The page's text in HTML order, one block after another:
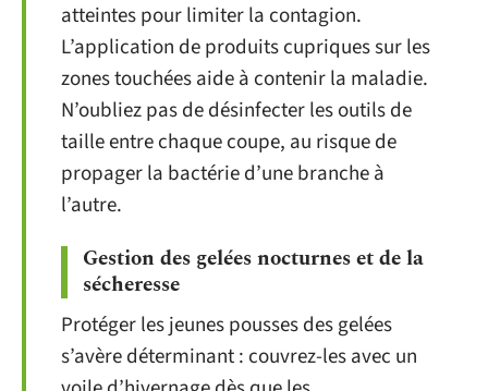
atteintes pour limiter la contagion.
L’application de produits cupriques sur les
zones touchées aide à contenir la maladie.
N’oubliez pas de désinfecter les outils de
taille entre chaque coupe, au risque de
propager la bactérie d’une branche à
l’autre.
Gestion des gelées nocturnes et de la
sécheresse
Protéger les jeunes pousses des gelées
s’avère déterminant : couvrez-les avec un